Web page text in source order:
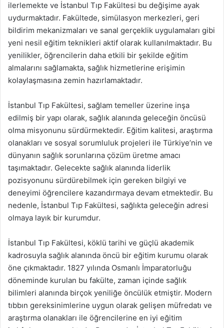
ilerlemekte ve İstanbul Tıp Fakültesi bu değişime ayak
uydurmaktadır. Fakültede, simülasyon merkezleri, geri
bildirim mekanizmaları ve sanal gerçeklik uygulamaları gibi
yeni nesil eğitim teknikleri aktif olarak kullanılmaktadır. Bu
yenilikler, öğrencilerin daha etkili bir şekilde eğitim
almalarını sağlamakta, sağlık hizmetlerine erişimin
kolaylaşmasına zemin hazırlamaktadır.
İstanbul Tıp Fakültesi, sağlam temeller üzerine inşa
edilmiş bir yapı olarak, sağlık alanında geleceğin öncüsü
olma misyonunu sürdürmektedir. Eğitim kalitesi, araştırma
olanakları ve sosyal sorumluluk projeleri ile Türkiye’nin ve
dünyanın sağlık sorunlarına çözüm üretme amacı
taşımaktadır. Gelecekte sağlık alanında liderlik
pozisyonunu sürdürebilmek için gereken bilgiyi ve
deneyimi öğrencilere kazandırmaya devam etmektedir. Bu
nedenle, İstanbul Tıp Fakültesi, sağlıkta geleceğin adresi
olmaya layık bir kurumdur.
İstanbul Tıp Fakültesi, köklü tarihi ve güçlü akademik
kadrosuyla sağlık alanında öncü bir eğitim kurumu olarak
öne çıkmaktadır. 1827 yılında Osmanlı İmparatorluğu
döneminde kurulan bu fakülte, zaman içinde sağlık
bilimleri alanında birçok yeniliğe öncülük etmiştir. Modern
tıbbın gereksinimlerine uygun olarak gelişen müfredatı ve
araştırma olanakları ile öğrencilerine en iyi eğitim